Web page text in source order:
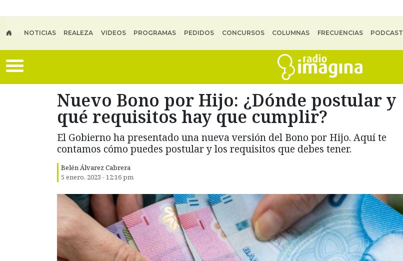
NOTICIAS REALEZA VIDEOS PROGRAMAS PEDIDOS CONCURSOS COLUMNAS FRECUENCIAS PODCAST
Nuevo Bono por Hijo: ¿Dónde postular y
qué requisitos hay que cumplir?
El Gobierno ha presentado una nueva versión del Bono por Hijo. Aquí te
contamos cómo puedes postular y los requisitos que debes tener.
Belén Álvarez Cabrera
5 enero, 2023 - 12:16 pm